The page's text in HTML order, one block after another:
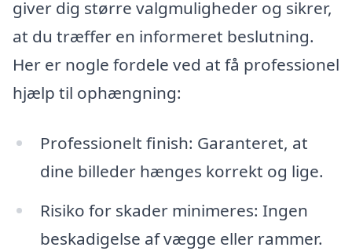
giver dig større valgmuligheder og sikrer,
at du træffer en informeret beslutning.
Her er nogle fordele ved at få professionel
hjælp til ophængning:
Professionelt finish: Garanteret, at
dine billeder hænges korrekt og lige.
Risiko for skader minimeres: Ingen
beskadigelse af vægge eller rammer.